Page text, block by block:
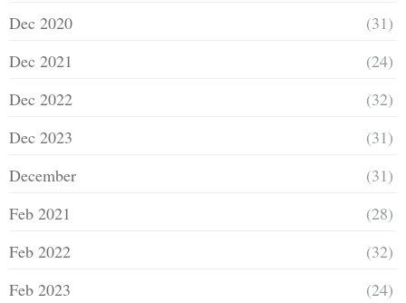
Dec 2020
(31)
Dec 2021
(24)
Dec 2022
(32)
Dec 2023
(31)
December
(31)
Feb 2021
(28)
Feb 2022
(32)
Feb 2023
(24)